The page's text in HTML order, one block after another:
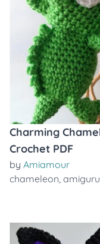
Charming
Crochet PDF
by Amiamour
chameleon,